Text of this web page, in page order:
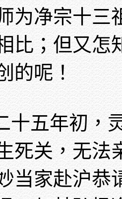
为净宗十三
比；但又怎
的呢！
十五年初，
死关，无法
当家赴沪恭